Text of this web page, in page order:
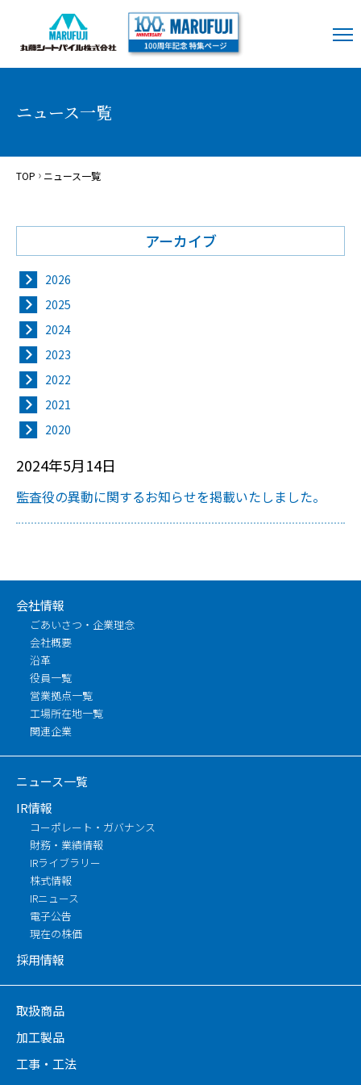
ニュース一覧
TOP ニュース一覧
アーカイブ
2026
2025
2024
2023
2022
2021
2020
2024年5月14日
監査役の異動に関するお知らせを掲載いたしました。
会社情報
ごあいさつ・企業理念
会社概要
沿革
役員一覧
営業拠点一覧
工場所在地一覧
関連企業
ニュース一覧
IR情報
コーポレート・ガバナンス
財務・業績情報
IRライブラリー
株式情報
IRニュース
電子公告
現在の株価
採用情報
取扱商品
加工製品
工事・工法